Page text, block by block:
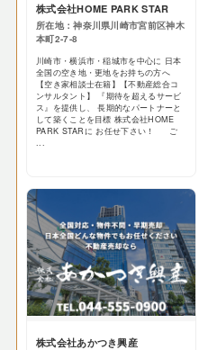
株式会社HOME PARK STAR
所在地：神奈川県川崎市宮前区神木
本町2-7-8
川崎市・横浜市・稲城市を中心に 日本
全国の空き地・更地をお持ちの方へ
【空き家相談士在籍】【不動産総合コ
ンサルタント】 『期待を超えるサービ
ス』を提供し、 長期的なパートナーと
して築くことを目標 株式会社HOME
PARK STARに お任せ下さい！ ご
...
株式会社あかつき興産